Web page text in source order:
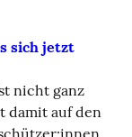
sich jetzt
nicht ganz
damit auf den